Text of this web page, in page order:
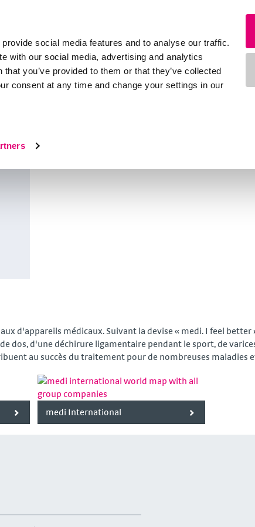
social media features and to analyse our traffic.
with our social media, advertising and analytics
you’ve provided to them or that they’ve collected
consent at any time and change your settings in our
d'appareils médicaux. Suivant la devise « medi. I feel better
dos, d'une déchirure ligamentaire pendant le sport, de
au succès du traitement pour de nombreuses maladies
medi International